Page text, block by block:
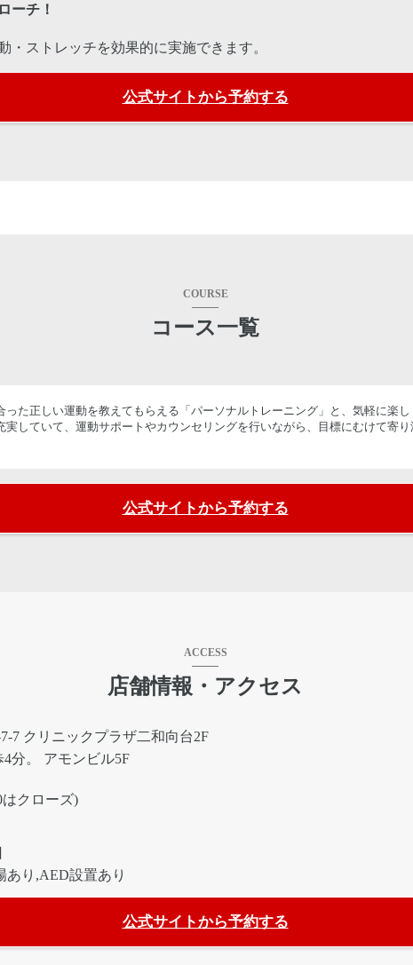
ーチ！
ストレッチを効果的に実施できます。
公式サイトから予約する
コース一覧
COURSE
った正しい運動を教えてもらえる「パーソナルトレーニング」と、気軽に楽
していて、運動サポートやカウンセリングを行いながら、目標にむけて寄
公式サイトから予約する
店舗情報・アクセス
ACCESS
7 クリニックプラザ二和向台2F
分。 アモンビル5F
はクローズ)
あり,AED設置あり
公式サイトから予約する